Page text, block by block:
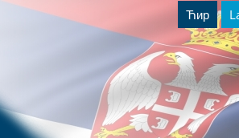
Ћир